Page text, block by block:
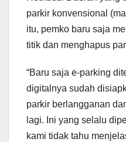
parkir konvensional
itu, pemko baru saja
titik dan menghapus
“Baru saja e-parking
digitalnya sudah
parkir berlangganan
lagi. Ini yang selalu
kami tidak tahu